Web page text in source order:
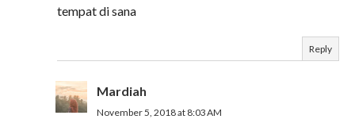
tempat di sana
Reply
Mardiah
November 5, 2018 at 8:03 AM